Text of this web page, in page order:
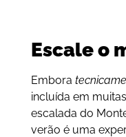
Escale o
Embora
incluída em
escalada do
verão é uma